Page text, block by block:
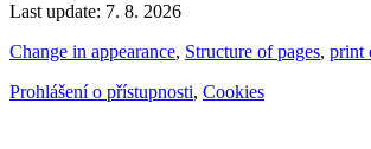
Last update: 7. 8. 2026
Change in appearance, Structure of pages, print
Prohlášení o přístupnosti, Cookies